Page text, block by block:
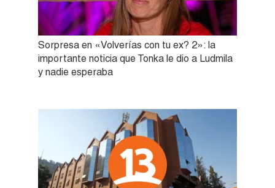
Sorpresa en «Volverías con tu ex? 2»: la
importante noticia que Tonka le dio a Ludmila
y nadie esperaba